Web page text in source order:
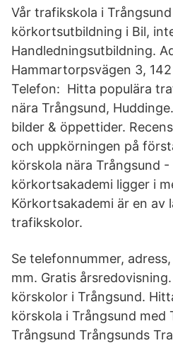
Vår trafikskola i
körkortsutbildning i Bil,
Handledningsutbildning.
Hammartorpsvägen 3,
Telefon: Hitta populära
nära Trångsund,
bilder & öppettider.
och uppkörningen på
körskola nära Trångsund
körkortsakademi ligger i
Körkortsakademi är en av
trafikskolor.
Se telefonnummer,
mm. Gratis
körskolor i Trångsund.
körskola i Trångsund med
Trångsund Trångsunds